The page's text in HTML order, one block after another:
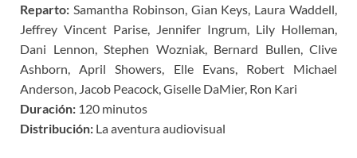
Reparto: Samantha Robinson, Gian Keys, Laura Waddell,
Jeffrey Vincent Parise, Jennifer Ingrum, Lily Holleman,
Dani Lennon, Stephen Wozniak, Bernard Bullen, Clive
Ashborn, April Showers, Elle Evans, Robert Michael
Anderson, Jacob Peacock, Giselle DaMier, Ron Kari
Duración: 120 minutos
Distribución: La aventura audiovisual